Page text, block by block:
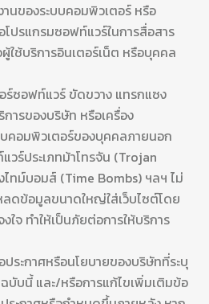
นของระบบคอมพิวเตอร์ หรือ
ปรแกรมซอฟท์แวร์ในการสื่อสาร
ใช้บริการอินเตอร์เน็ต หรือบุคคล
ร์ซอฟท์แวร์ ขัดขวาง แทรกแซง
ารของบริษัท หรือเครื่อง
คอมพิวเตอร์ของบุคคลภายนอก
วร์ประเภทม้าโทรจัน (Trojan
ไทม์บอมส์ (Time Bombs) ฯลฯ ไม่
ลดข้อมูลขนาดใหญ่ใส่เว็บไซต์โดย
จ ทำให้เป็นภัยต่อการให้บริการ
ประกาศหรือนโยบายของบริษัทที่ระบุ
บับนี้ และ/หรือการแก้ไขเพิ่มเติมข้อ